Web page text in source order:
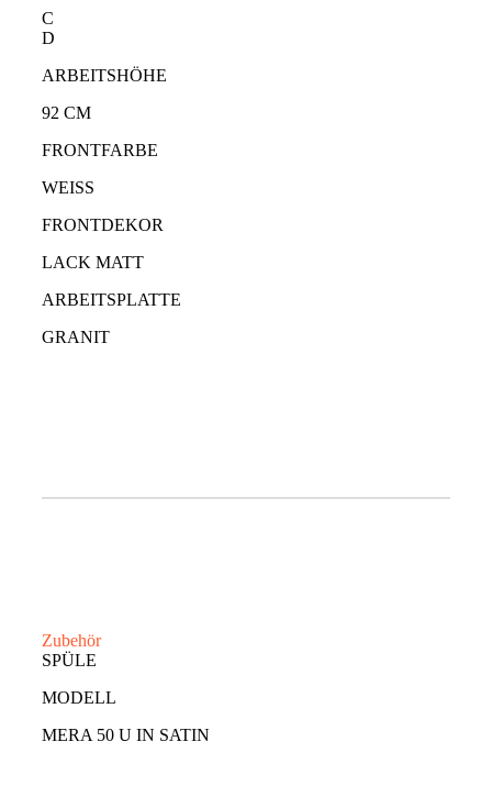
C
D
ARBEITSHÖHE
92 CM
FRONTFARBE
WEISS
FRONTDEKOR
LACK MATT
ARBEITSPLATTE
GRANIT
Zubehör
SPÜLE
MODELL
MERA 50 U IN SATIN